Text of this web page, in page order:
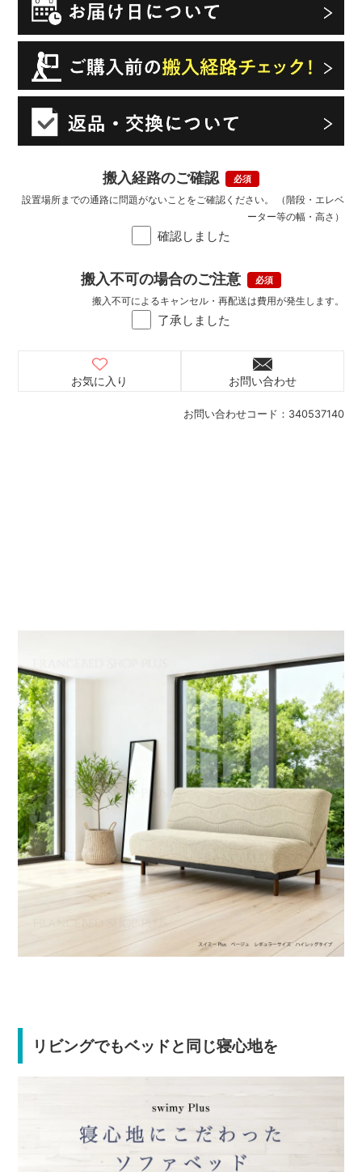
お問い合わせコード： 340537140
搬入経路のご確認
確認しました
設置場所までの通路に問題がないことをご確認ください。 （階段・エレベ
ーター等の幅・高さ）
搬入不可の場合のご注意
了承しました
搬入不可によるキャンセル・再配送は費用が発生します。
お気に入り お問い合わせ
リビングでもベッドと同じ寝心地を